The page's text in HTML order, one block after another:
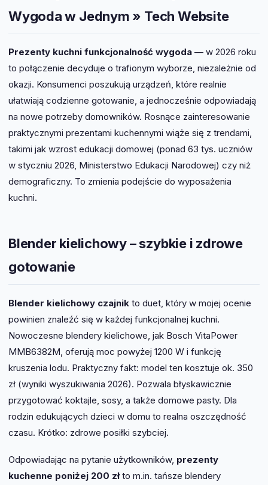
Wygoda w Jednym » Tech Website
Prezenty kuchni funkcjonalność wygoda — w 2026 roku
to połączenie decyduje o trafionym wyborze, niezależnie od
okazji. Konsumenci poszukują urządzeń, które realnie
ułatwiają codzienne gotowanie, a jednocześnie odpowiadają
na nowe potrzeby domowników. Rosnące zainteresowanie
praktycznymi prezentami kuchennymi wiąże się z trendami,
takimi jak wzrost edukacji domowej (ponad 63 tys. uczniów
w styczniu 2026, Ministerstwo Edukacji Narodowej) czy niż
demograficzny. To zmienia podejście do wyposażenia
kuchni.
Blender kielichowy – szybkie i zdrowe
gotowanie
Blender kielichowy czajnik to duet, który w mojej ocenie
powinien znaleźć się w każdej funkcjonalnej kuchni.
Nowoczesne blendery kielichowe, jak Bosch VitaPower
MMB6382M, oferują moc powyżej 1200 W i funkcję
kruszenia lodu. Praktyczny fakt: model ten kosztuje ok. 350
zł (wyniki wyszukiwania 2026). Pozwala błyskawicznie
przygotować koktajle, sosy, a także domowe pasty. Dla
rodzin edukujących dzieci w domu to realna oszczędność
czasu. Krótko: zdrowe posiłki szybciej.
Odpowiadając na pytanie użytkowników, prezenty
kuchenne poniżej 200 złto m.in. tańsze blendery